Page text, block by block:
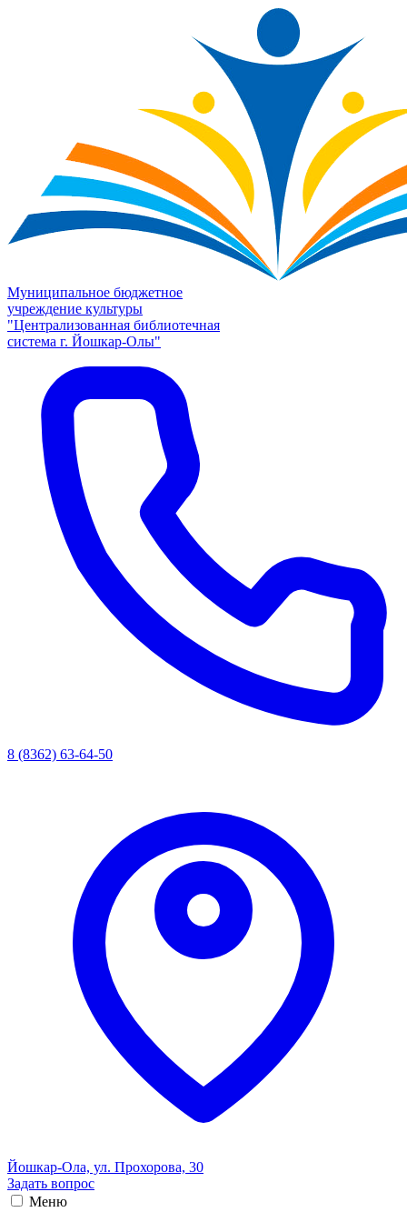
Муниципальное бюджетное
учреждение культуры
"Централизованная библиотечная
система г. Йошкар-Олы"
8 (8362) 63-64-50
Йошкар-Ола, ул. Прохорова, 30
Задать вопрос
Меню